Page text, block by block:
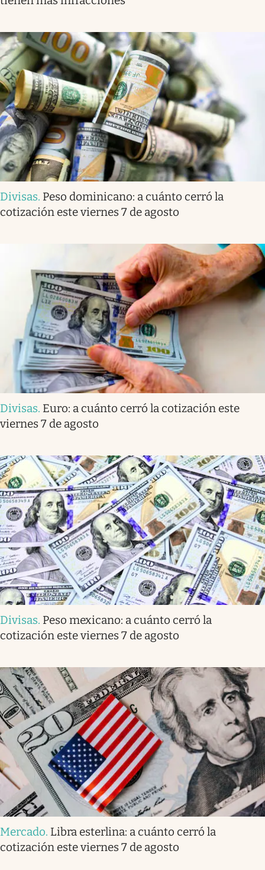
Divisas. Peso dominicano: a cuánto cerró la
cotización este viernes 7 de agosto
Divisas. Euro: a cuánto cerró la cotización este
viernes 7 de agosto
Divisas. Peso mexicano: a cuánto cerró la
cotización este viernes 7 de agosto
Mercado. Libra esterlina: a cuánto cerró la
cotización este viernes 7 de agosto